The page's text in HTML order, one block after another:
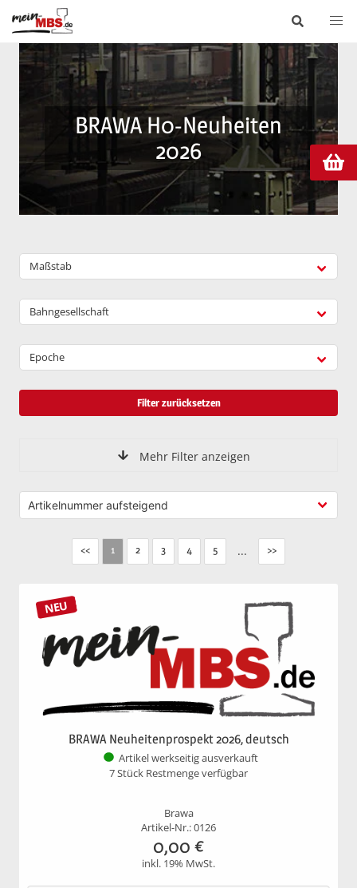
BRAWA H0-Neuheiten
2026
Maßstab
Bahngesellschaft
Epoche
Filter zurücksetzen
Mehr Filter anzeigen
<< 1 2 3 4 5 ... >>
NEU
BRAWA Neuheitenprospekt 2026, deutsch
Artikel werkseitig ausverkauft
7 Stück Restmenge verfügbar
Brawa
Artikel-Nr.: 0126
0,00 €
inkl. 19% MwSt.